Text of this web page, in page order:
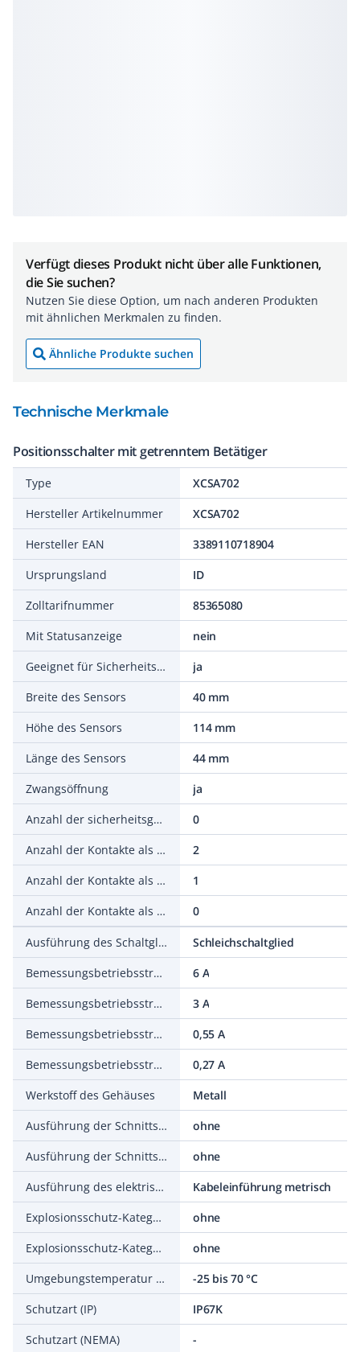
Verfügt dieses Produkt nicht über alle Funktionen,
die Sie suchen?
Nutzen Sie diese Option, um nach anderen Produkten
mit ähnlichen Merkmalen zu finden.
Ähnliche Produkte suchen
Technische Merkmale
Positionsschalter mit getrenntem Betätiger
Type
XCSA702
Hersteller Artikelnummer
XCSA702
Hersteller EAN
3389110718904
Ursprungsland
ID
Zolltarifnummer
85365080
Mit Statusanzeige
nein
Geeignet für Sicherheitsfunktionen
ja
Breite des Sensors
40 mm
Höhe des Sensors
114 mm
Länge des Sensors
44 mm
Zwangsöffnung
ja
Anzahl der sicherheitsgerichteten Hilfskontakte
0
Anzahl der Kontakte als Öffner
2
Anzahl der Kontakte als Schließer
1
Anzahl der Kontakte als Wechsler
0
Ausführung des Schaltglieds
Schleichschaltglied
Bemessungsbetriebsstrom Ie bei AC-15, 125 V
6 A
Bemessungsbetriebsstrom Ie bei AC-15, 230 V
3 A
Bemessungsbetriebsstrom Ie bei DC-13, 125 V
0,55 A
Bemessungsbetriebsstrom Ie bei DC-13, 230 V
0,27 A
Werkstoff des Gehäuses
Metall
Ausführung der Schnittstelle
ohne
Ausführung der Schnittstelle für sicherheitsgerichtete Kommunikation
ohne
Ausführung des elektrischen Anschlusses
Kabeleinführung metrisch
Explosionsschutz-Kategorie für Gas
ohne
Explosionsschutz-Kategorie für Staub
ohne
Umgebungstemperatur während des Betriebs
-25 bis 70 °C
Schutzart (IP)
IP67K
Schutzart (NEMA)
-